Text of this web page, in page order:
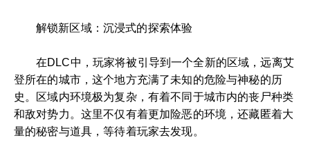
解锁新区域：沉浸式的探索体验
在DLC中，玩家将被引导到一个全新的区域，远离艾
登所在的城市，这个地方充满了未知的危险与神秘的历
史。区域内环境极为复杂，有着不同于城市内的丧尸种类
和敌对势力。这里不仅有着更加险恶的环境，还藏匿着大
量的秘密与道具，等待着玩家去发现。